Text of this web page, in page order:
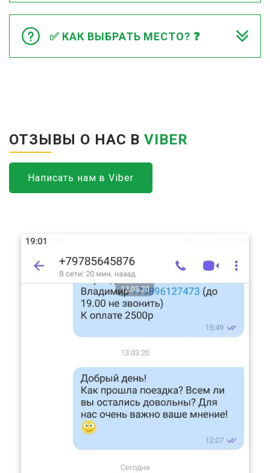
✅ КАК ВЫБРАТЬ МЕСТО? ❓
ОТЗЫВЫ О НАС ВVIBER
Написать нам в Viber